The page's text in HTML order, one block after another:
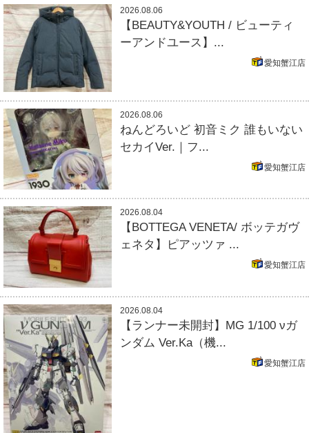
2026.08.06
【BEAUTY&YOUTH / ビューティ
ーアンドユース】...
愛知蟹江店
2026.08.06
ねんどろいど 初音ミク 誰もいない
セカイVer.｜フ...
愛知蟹江店
2026.08.04
【BOTTEGA VENETA/ ボッテガヴ
ェネタ】ピアッツァ ...
愛知蟹江店
2026.08.04
【ランナー未開封】MG 1/100 νガ
ンダム Ver.Ka（機...
愛知蟹江店